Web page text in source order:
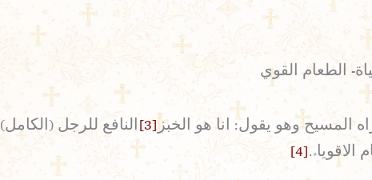
الطعام القوي
المسيح وهو يقول: انا هو الخبز[3]
النافع للرجل
[4]